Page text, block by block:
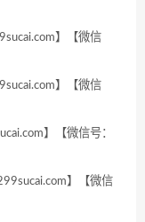
】【微信
】【微信
】【微信号：
】【微信